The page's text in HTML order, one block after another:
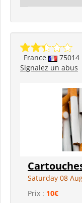
France 75014
Signalez un abus
Saturday 08
Prix : 10€